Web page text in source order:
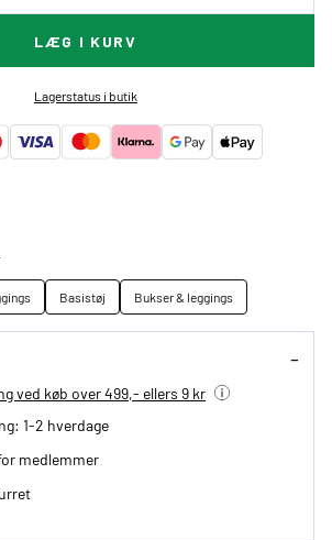
LÆG I KURV
Lagerstatus i butik
Basistøj Bukser & leggings
ved køb over 499,- ellers 9 kr
1-2 hverdage
medlemmer